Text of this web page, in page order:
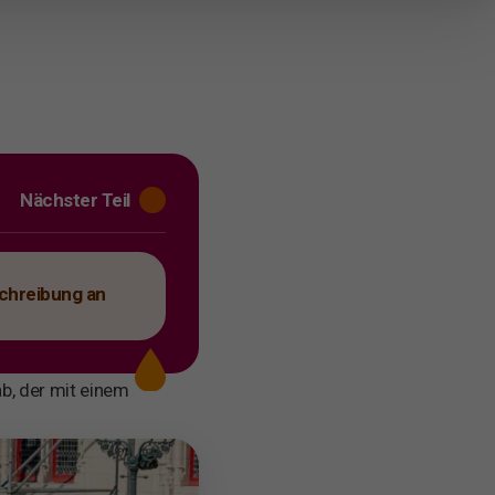
Nächster Teil
an
der mit einem